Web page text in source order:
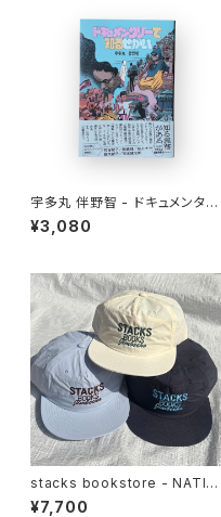
宇多丸 伴野智 - ドキュメンタリ
ーで知るせかい
¥3,080
stacks bookstore - NATIO
NAL Jimbocho Nylon Cap
¥7,700